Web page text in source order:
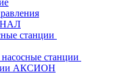
станции
станции
АКСИОН